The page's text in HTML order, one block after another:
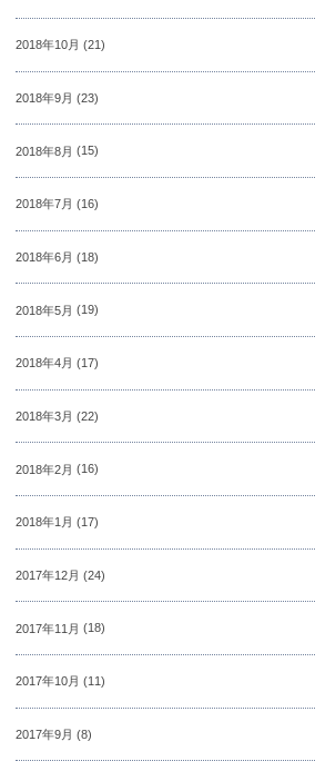
2018年10月 (21)
2018年9月 (23)
2018年8月 (15)
2018年7月 (16)
2018年6月 (18)
2018年5月 (19)
2018年4月 (17)
2018年3月 (22)
2018年2月 (16)
2018年1月 (17)
2017年12月 (24)
2017年11月 (18)
2017年10月 (11)
2017年9月 (8)